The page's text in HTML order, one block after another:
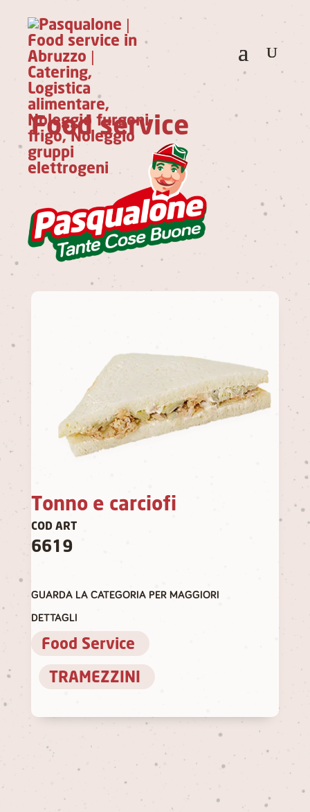
Food service
Tonno e carciofi
COD ART
6619
GUARDA LA CATEGORIA PER MAGGIORI
DETTAGLI
Food Service
TRAMEZZINI